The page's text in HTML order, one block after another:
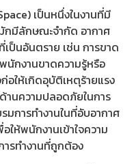
เป็นหนึ่งในงานที่มี
กมีลักษณะจำกัด อากาศ
เป็นอันตราย เช่น การขาด
นักงานขาดความรู้หรือ
อให้เกิดอุบัติเหตุร้ายแรง
นความปลอดภัยในการ
มการทำงานในที่อับอากาศ
ให้พนักงานเข้าใจความ
รทำงานที่ถูกต้อง